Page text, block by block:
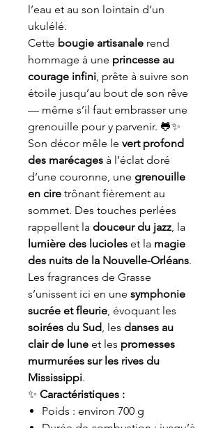
l’eau et au son lointain d’un
ukulélé.
Cette bougie artisanale rend
hommage à une princesse au
courage infini, prête à suivre son
étoile jusqu’au bout de son rêve
— même s’il faut embrasser une
grenouille pour y parvenir. 🐸✨
Son décor mêle le vert profond
des marécages à l’éclat doré
d’une couronne, une grenouille
en cire trônant fièrement au
sommet. Des touches perlées
rappellent la douceur du jazz, la
lumière des lucioles et la magie
des nuits de la Nouvelle-Orléans.
Les fragrances de Grasse
s’unissent ici en une symphonie
sucrée et fleurie, évoquant les
soirées du Sud, les danses au
clair de lune et les promesses
murmurées sur les rives du
Mississippi.
✨ Caractéristiques :
Poids : environ 700 g